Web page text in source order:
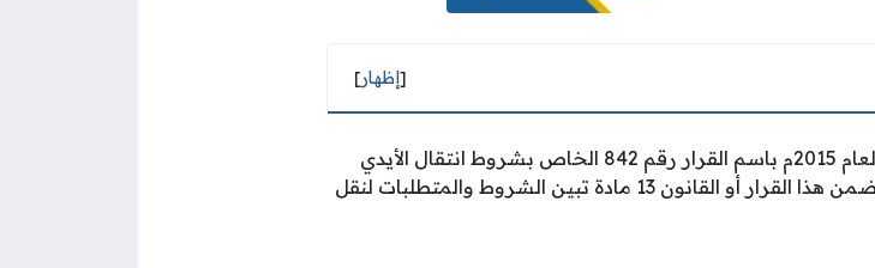
[إظهار]
أصدر قانون التحويل الجديد في دولة الكويت في العام 2015م باسم القرار رقم 842 الخاص بشروط انتقال الأيدي
العاملة من صاحب عمل إلى صاحب عمل آخر، ويتضمن هذا القرار أو القانون 13 مادة تبين الشروط والمتطلبات لنقل